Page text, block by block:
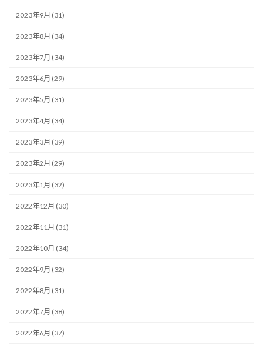
2023年9月 (31)
2023年8月 (34)
2023年7月 (34)
2023年6月 (29)
2023年5月 (31)
2023年4月 (34)
2023年3月 (39)
2023年2月 (29)
2023年1月 (32)
2022年12月 (30)
2022年11月 (31)
2022年10月 (34)
2022年9月 (32)
2022年8月 (31)
2022年7月 (38)
2022年6月 (37)